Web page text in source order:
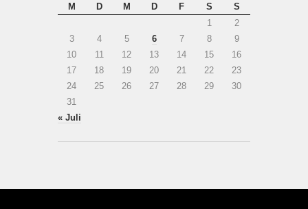
M D M D F S
S
1
2
3
4 5 6 7 8
9
10
11 12 13 14 15
16
17
18 19 20 21 22
23
24
25 26 27 28 29
30
31
« Juli